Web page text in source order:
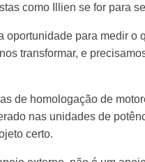
como Illien se for para
oportunidade para medir o
transformar, e
de homologação de
nas unidades de
certo.